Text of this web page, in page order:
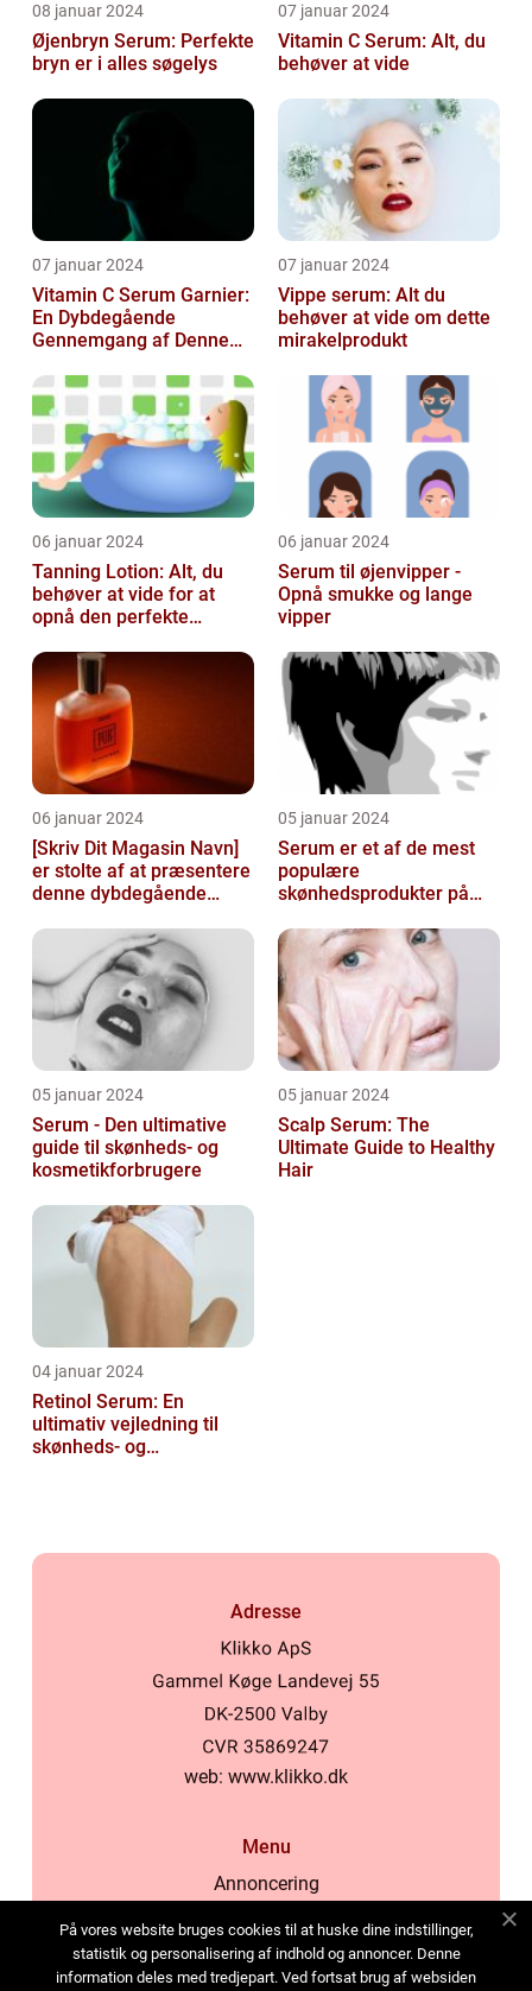
08 januar 2024
Øjenbryn Serum: Perfekte
bryn er i alles søgelys
07 januar 2024
Vitamin C Serum: Alt, du
behøver at vide
07 januar 2024
Vitamin C Serum Garnier:
En Dybdegående
Gennemgang af Denne
Kosmetikfavorit
07 januar 2024
Vippe serum: Alt du
behøver at vide om dette
mirakelprodukt
06 januar 2024
Tanning Lotion: Alt, du
behøver at vide for at
opnå den perfekte
06 januar 2024
Serum til øjenvipper -
Opnå smukke og lange
vipper
06 januar 2024
[Skriv Dit Magasin Navn]
er stolte af at præsentere
denne dybdegående
05 januar 2024
Serum er et af de mest
populære
skønhedsprodukter på
ansigt er en vigtig de...
05 januar 2024
Serum - Den ultimative
guide til skønheds- og
kosmetikforbrugere
05 januar 2024
Scalp Serum: The
Ultimate Guide to Healthy
Hair
04 januar 2024
Retinol Serum: En
ultimativ vejledning til
skønheds- og
Adresse
web: www.klikko.dk
Menu
Annoncering
Cookies
Kontakt os
På vores website bruges cookies til at huske dine indstillinger,
statistik og personalisering af indhold og annoncer. Denne
information deles med tredjepart. Ved fortsat brug af websiden